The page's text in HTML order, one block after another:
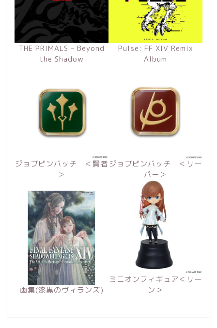
THE PRIMALS – Beyond
the Shadow
Pulse: FF XIV Remix
Album
ジョブピンバッチ ＜賢者
＞
ジョブピンバッチ ＜リー
パー＞
画集(漆黒のヴィランズ)
ミニオンフィギュア＜リー
ン＞